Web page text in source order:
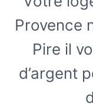
Provence
Pire il
d’argent